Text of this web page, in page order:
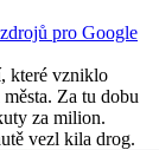
pro Google
které vzniklo
Za tu dobu
za milion.
vezl kila drog.